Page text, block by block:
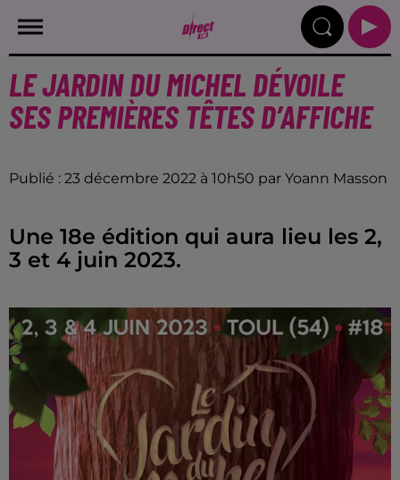
LE JARDIN DU MICHEL DÉVOILE
SES PREMIÈRES TÊTES D’AFFICHE
Publié : 23 décembre 2022 à 10h50 par Yoann Masson
Une 18e édition qui aura lieu les 2,
3 et 4 juin 2023.